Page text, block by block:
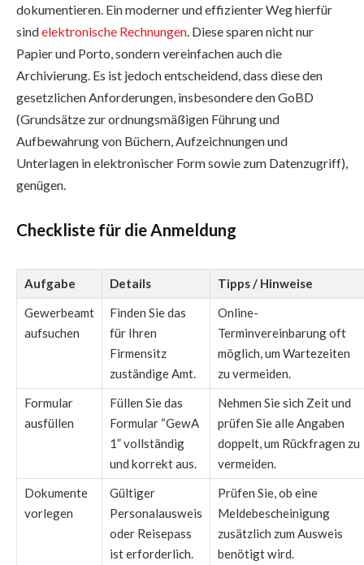
dokumentieren. Ein moderner und effizienter Weg hierfür
sindelektronische Rechnungen . Diese sparen nicht nur
Papier und Porto, sondern vereinfachen auch die
Archivierung. Es ist jedoch entscheidend, dass diese den
gesetzlichen Anforderungen, insbesondere den GoBD
(Grundsätze zur ordnungsmäßigen Führung und
Aufbewahrung von Büchern, Aufzeichnungen und
Unterlagen in elektronischer Form sowie zum Datenzugriff),
genügen.
Checkliste für die Anmeldung
Aufgabe Details
Tipps / Hinweise
Gewerbeamt
aufsuchen
Finden Sie das
für Ihren
Firmensitz
zuständige Amt.
Online-
Terminvereinbarung oft
möglich, um Wartezeiten
zu vermeiden.
Formular
ausfüllen
Füllen Sie das
Formular “GewA
1” vollständig
und korrekt aus.
Nehmen Sie sich Zeit und
prüfen Sie alle Angaben
doppelt, um Rückfragen zu
vermeiden.
Dokumente
vorlegen
Gültiger
Personalausweis
oder Reisepass
ist erforderlich.
Prüfen Sie, ob eine
Meldebescheinigung
zusätzlich zum Ausweis
benötigt wird.